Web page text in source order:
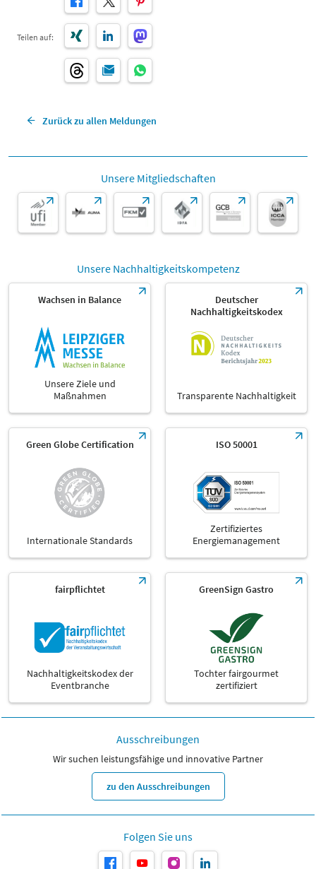
Teilen auf:
Zurück zu allen Meldungen
Unsere Mitgliedschaften
Unsere Nachhaltigkeitskompetenz
Wachsen in Balance
Unsere Ziele und
Maßnahmen
Deutscher
Nachhaltigkeitskodex
Transparente Nachhaltigkeit
Green Globe Certification
Internationale Standards
ISO 50001
Zertifiziertes
Energiemanagement
fairpflichtet
Nachhaltigkeitskodex der
Eventbranche
GreenSign Gastro
Tochter fairgourmet
zertifiziert
Ausschreibungen
Wir suchen leistungsfähige und innovative Partner
zu den Ausschreibungen
Folgen Sie uns